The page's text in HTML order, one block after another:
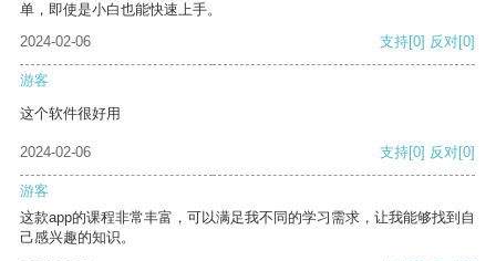
单，即使是小白也能快速上手。
2024-02-06
支持[0] 反对[0]
游客
这个软件很好用
2024-02-06 支持[0] 反对[0]
游客
这款app的课程非常丰富，可以满足我不同的学习需求，让我能够找到自
己感兴趣的知识。